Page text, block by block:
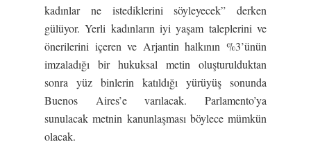
kadınlar ne istediklerini söyleyecek” derken
gülüyor. Yerli kadınların iyi yaşam taleplerini ve
önerilerini içeren ve Arjantin halkının %3’ünün
imzaladığı bir hukuksal metin oluşturulduktan
sonra yüz binlerin katıldığı yürüyüş sonunda
Buenos Aires’e varılacak. Parlamento’ya
sunulacak metnin kanunlaşması böylece mümkün
olacak.